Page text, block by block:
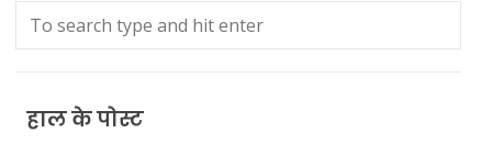
हाल के पोस्ट